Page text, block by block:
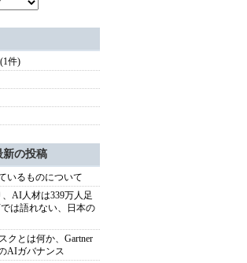
件)
新の投稿
いるものについて
AI人材は339万人足
は語れない、日本の
クとは何か、Gartner
AIガバナンス